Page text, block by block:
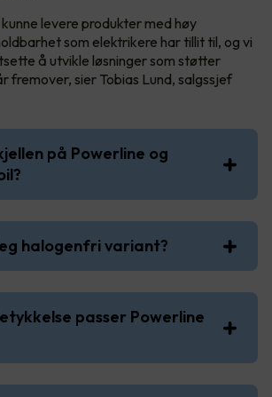
levere produkter med høy
som elektrikere har tillit til, og vi
å utvikle løsninger som støtter
fremover, sier Tobias Lund, salgssjef
på Powerline og
halogenfri variant?
passer Powerline